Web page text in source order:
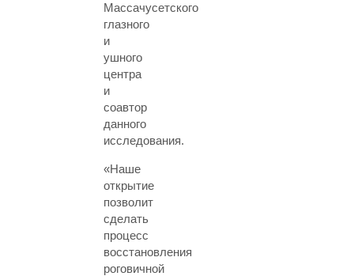
Массачусетского
глазного
и
ушного
центра
и
соавтор
данного
исследования.
«Наше
открытие
позволит
сделать
процесс
восстановления
роговичной